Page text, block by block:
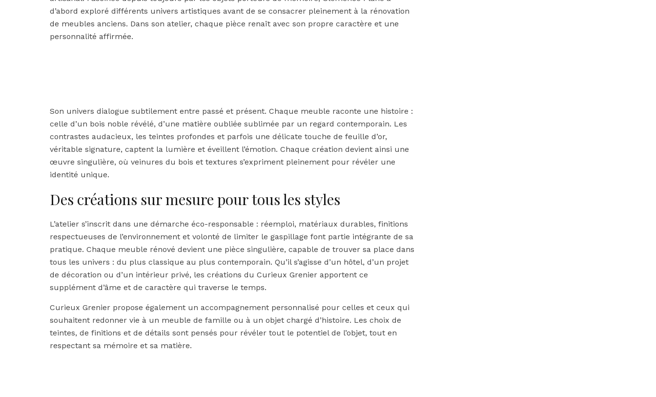
d’abord exploré différents univers artistiques avant de se consacrer pleinement à la rénovation
de meubles anciens. Dans son atelier, chaque pièce renaît avec son propre caractère et une
personnalité affirmée.
Son univers dialogue subtilement entre passé et présent. Chaque meuble raconte une histoire :
celle d’un bois noble révélé, d’une matière oubliée sublimée par un regard contemporain. Les
contrastes audacieux, les teintes profondes et parfois une délicate touche de feuille d’or,
véritable signature, captent la lumière et éveillent l’émotion. Chaque création devient ainsi une
œuvre singulière, où veinures du bois et textures s’expriment pleinement pour révéler une
identité unique.
Des créations sur mesure pour tous les styles
L’atelier s’inscrit dans une démarche éco-responsable : réemploi, matériaux durables, finitions
respectueuses de l’environnement et volonté de limiter le gaspillage font partie intégrante de sa
pratique. Chaque meuble rénové devient une pièce singulière, capable de trouver sa place dans
tous les univers : du plus classique au plus contemporain. Qu’il s’agisse d’un hôtel, d’un projet
de décoration ou d’un intérieur privé, les créations du Curieux Grenier apportent ce
supplément d’âme et de caractère qui traverse le temps.
Curieux Grenier propose également un accompagnement personnalisé pour celles et ceux qui
souhaitent redonner vie à un meuble de famille ou à un objet chargé d’histoire. Les choix de
teintes, de finitions et de détails sont pensés pour révéler tout le potentiel de l’objet, tout en
respectant sa mémoire et sa matière.